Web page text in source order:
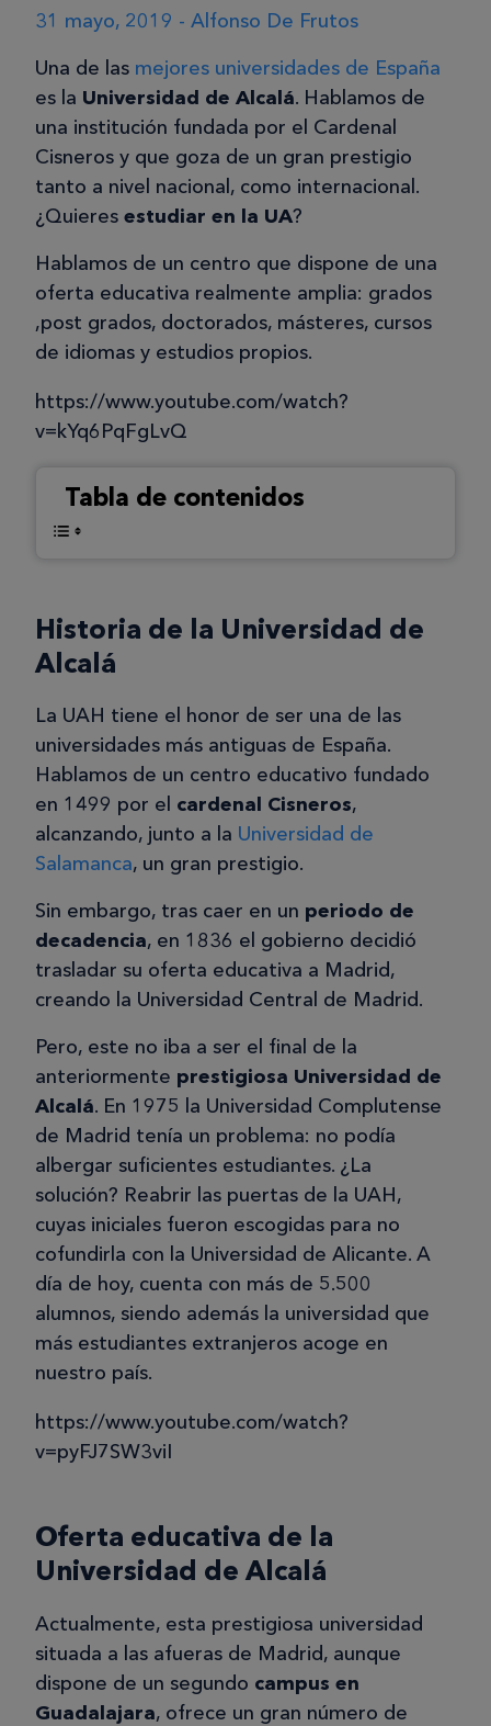
31 mayo, 2019 - Alfonso De Frutos
Una de las mejores universidades de España
es la Universidad de Alcalá. Hablamos de
una institución fundada por el Cardenal
Cisneros y que goza de un gran prestigio
tanto a nivel nacional, como internacional.
¿Quieres estudiar en la UA?
Hablamos de un centro que dispone de una
oferta educativa realmente amplia: grados
,post grados, doctorados, másteres, cursos
de idiomas y estudios propios.
https://www.youtube.com/watch?
v=kYq6PqFgLvQ
Tabla de contenidos
Historia de la Universidad de
Alcalá
La UAH tiene el honor de ser una de las
universidades más antiguas de España.
Hablamos de un centro educativo fundado
en 1499 por el cardenal Cisneros,
alcanzando, junto a la Universidad de
Salamanca, un gran prestigio.
Sin embargo, tras caer en un periodo de
decadencia, en 1836 el gobierno decidió
trasladar su oferta educativa a Madrid,
creando la Universidad Central de Madrid.
Pero, este no iba a ser el final de la
anteriormente prestigiosa Universidad de
Alcalá. En 1975 la Universidad Complutense
de Madrid tenía un problema: no podía
albergar suficientes estudiantes. ¿La
solución? Reabrir las puertas de la UAH,
cuyas iniciales fueron escogidas para no
cofundirla con la Universidad de Alicante. A
día de hoy, cuenta con más de 5.500
alumnos, siendo además la universidad que
más estudiantes extranjeros acoge en
nuestro país.
https://www.youtube.com/watch?
v=pyFJ7SW3viI
Oferta educativa de la
Universidad de Alcalá
Actualmente, esta prestigiosa universidad
situada a las afueras de Madrid, aunque
dispone de un segundo campus en
Guadalajara, ofrece un gran número de